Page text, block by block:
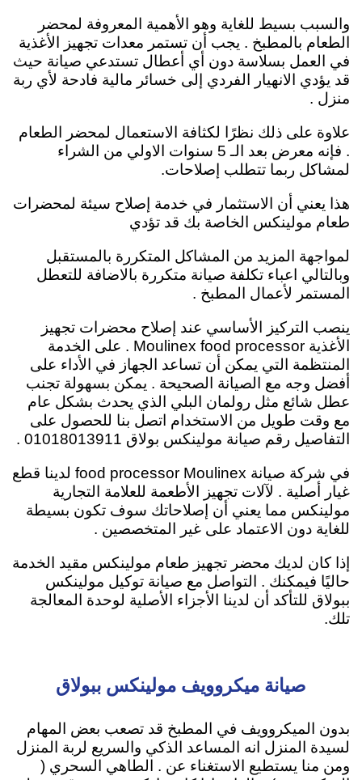
والسبب بسيط للغاية وهو الأهمية المعروفة لمحضر
الطعام بالمطبخ . يجب أن تستمر معدات تجهيز الأغذية
في العمل بسلاسة دون أي أعطال تستدعي صيانة حيث
قد يؤدي الانهيار الفردي إلى خسائر مالية فادحة لأي ربة
منزل .
علاوة على ذلك نظرًا لكثافة الاستعمال لمحضر الطعام
. فإنه معرض بعد الـ 5 سنوات الاولي من الشراء
لمشاكل ربما تتطلب إصلاحات.
هذا يعني أن الاستثمار في خدمة إصلاح سيئة لمحضرات
طعام مولينكس الخاصة بك قد تؤدي
لمواجهة المزيد من المشاكل المتكررة بالمستقبل
وبالتالي اعباء تكلفة صيانة متكررة بالاضافة للتعطل
المستمر لأعمال المطبخ .
ينصب التركيز الأساسي عند إصلاح محضرات تجهيز
الأغذية Moulinex food processor . على الخدمة
المنتظمة التي يمكن أن تساعد الجهاز في الأداء على
أفضل وجه مع الصيانة الصحيحة . يمكن بسهولة تجنب
عطل شائع مثل رولمان البلي الذي يحدث بشكل عام
مع وقت طويل من الاستخدام اتصل بنا للحصول على
التفاصيل رقم صيانة مولينكس بولاق 01018013911 .
في شركة صيانة food processor Moulinex لدينا قطع
غيار أصلية . لآلات تجهيز الأطعمة للعلامة التجارية
مولينكس مما يعني أن إصلاحاتك سوف تكون بسيطة
للغاية دون الاعتماد على غير المتخصصين .
إذا كان لديك محضر تجهيز طعام مولينكس مقيد الخدمة
حاليًا فيمكنك . التواصل مع صيانة توكيل مولينكس
ببولاق للتأكد أن لدينا الأجزاء الأصلية لوحدة المعالجة
تلك.
صيانة ميكروويف مولينكس ببولاق
بدون الميكروويف في المطبخ قد تصعب بعض المهام
لسيدة المنزل انه المساعد الذكي والسريع لربة المنزل
ومن منا يستطيع الاستغناء عن . الطاهي السحري (